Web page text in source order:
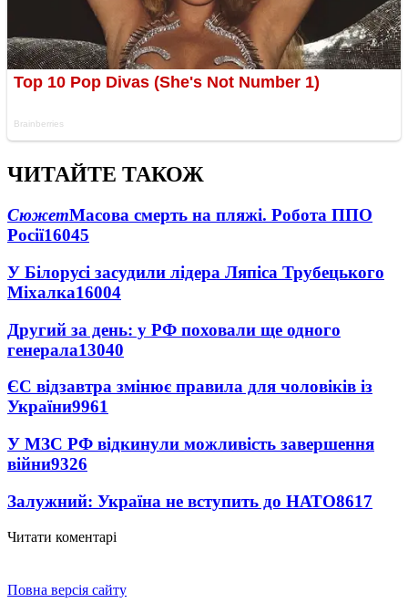
ЧИТАЙТЕ ТАКОЖ
СюжетМасова смерть на пляжі. Робота ППО
Росії16045
У Білорусі засудили лідера Ляпіса Трубецького
Міхалка16004
Другий за день: у РФ поховали ще одного
генерала13040
ЄС відзавтра змінює правила для чоловіків із
України9961
У МЗС РФ відкинули можливість завершення
війни9326
Залужний: Україна не вступить до НАТО8617
Читати коментарі
Повна версія сайту